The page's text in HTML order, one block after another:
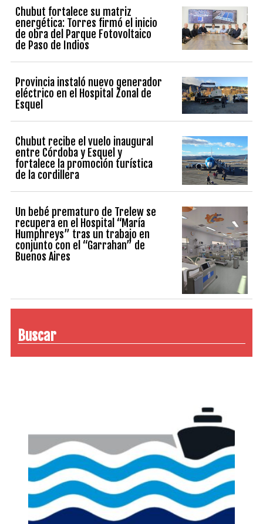
Chubut fortalece su matriz
energética: Torres firmó el inicio
de obra del Parque Fotovoltaico
de Paso de Indios
Provincia instaló nuevo generador
eléctrico en el Hospital Zonal de
Esquel
Chubut recibe el vuelo inaugural
entre Córdoba y Esquel y
fortalece la promoción turística
de la cordillera
Un bebé prematuro de Trelew se
recupera en el Hospital “María
Humphreys” tras un trabajo en
conjunto con el “Garrahan” de
Buenos Aires
Buscar